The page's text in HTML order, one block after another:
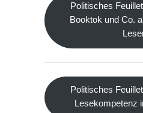
Politisches
Booktok und Co.
Politisches
Lesekompetenz